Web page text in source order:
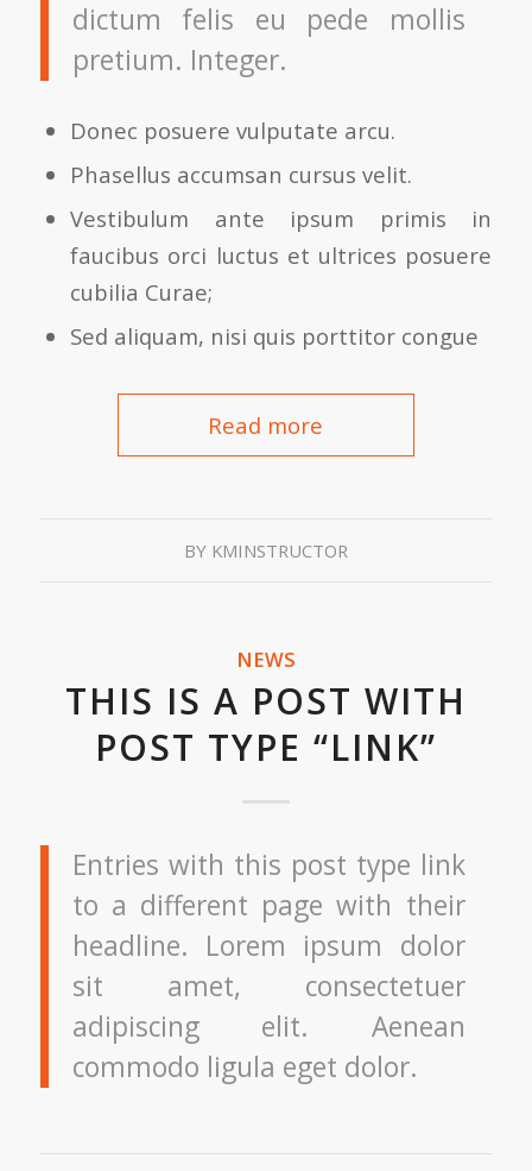
dictum felis eu pede mollis
pretium. Integer.
Donec posuere vulputate arcu.
Phasellus accumsan cursus velit.
Vestibulum ante ipsum primis in
faucibus orci luctus et ultrices posuere
cubilia Curae;
Sed aliquam, nisi quis porttitor congue
Read more
BY KMINSTRUCTOR
NEWS
THIS IS A POST WITH
POST TYPE “LINK”
Entries with this post type link
to a different page with their
headline. Lorem ipsum dolor
sit amet, consectetuer
adipiscing elit. Aenean
commodo ligula eget dolor.